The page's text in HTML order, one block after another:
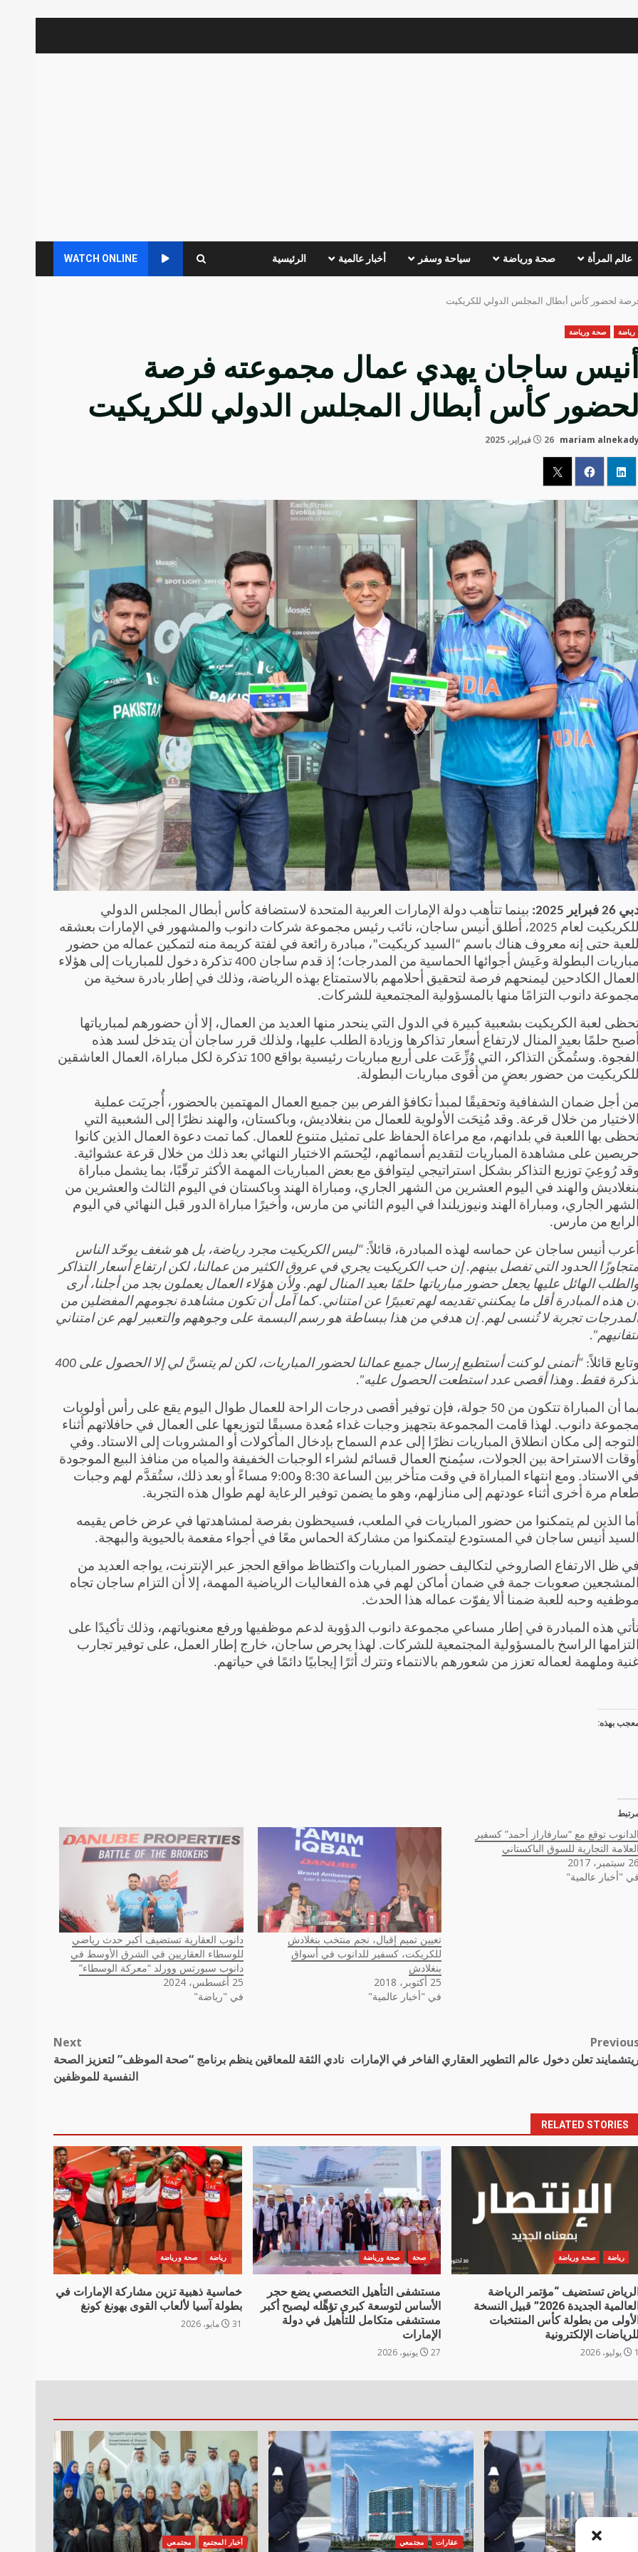
عالم المرأة صحة ورياضة سياحة وسفر أخبار عالمية الرئيسية WATCH ONLINE
لحضور كأس أبطال المجلس الدولي للكريكيت
رياضة صحة ورياضة
أنيس ساجان يهدي عمال مجموعته فرصة
لحضور كأس أبطال المجلس الدولي للكريكيت
mariam 26 فبراير، 2025
26 فبراير 2025:
بينما تتأهب دولة الإمارات العربية المتحدة لاستضافة كأس أبطال المجلس الدولي
للكريكيت لعام 2025، أطلق أنيس ساجان، نائب رئيس مجموعة شركات دانوب والمشهور في الإمارات بعشقه
للعبة حتى إنه معروف هناك باسم “السيد كريكيت”، مبادرة رائعة في لفتة كريمة منه لتمكين عماله من حضور
مباريات البطولة وعَيش أجوائها الحماسية من المدرجات؛ إذ قدم ساجان 400 تذكرة دخول للمباريات إلى هؤلاء
العمال الكادحين ليمنحهم فرصة لتحقيق أحلامهم بالاستمتاع بهذه الرياضة، وذلك في إطار بادرة سخية من
مجموعة دانوب التزامًا منها بالمسؤولية المجتمعية للشركات.
لعبة الكريكيت بشعبية كبيرة في الدول التي ينحدر منها العديد من العمال، إلا أن حضورهم لمبارياتها
أصبح حلمًا بعيد المنال لارتفاع أسعار تذاكرها وزيادة الطلب عليها، ولذلك قرر ساجان أن يتدخل لسد هذه
الفجوة. وستُمكِّن التذاكر، التي وُزِّعَت على أربع مباريات رئيسية بواقع 100 تذكرة لكل مباراة، العمال العاشقين
للكريكيت من حضور بعضٍ من أقوى مباريات البطولة.
من أجل ضمان الشفافية وتحقيقًا لمبدأ تكافؤ الفرص بين جميع العمال المهتمين بالحضور، أُجريَت عملية
الاختيار من خلال قرعة. وقد مُنِحَت الأولوية للعمال من بنغلاديش، وباكستان، والهند نظرًا إلى الشعبية التي
بها اللعبة في بلدانهم، مع مراعاة الحفاظ على تمثيل متنوع للعمال. كما تمت دعوة العمال الذين كانوا
حريصين على مشاهدة المباريات لتقديم أسمائهم، ليُحسَم الاختيار النهائي بعد ذلك من خلال قرعة عشوائية.
وقد رُوعِيَ توزيع التذاكر بشكل استراتيجي ليتوافق مع بعض المباريات المهمة الأكثر ترقّبًا، بما يشمل مباراة
بنغلاديش والهند في اليوم العشرين من الشهر الجاري، ومباراة الهند وباكستان في اليوم الثالث والعشرين من
الشهر الجاري، ومباراة الهند ونيوزيلندا في اليوم الثاني من مارس، وأخيرًا مباراة الدور قبل النهائي في اليوم
الرابع من مارس.
أعرب أنيس ساجان عن حماسه لهذه المبادرة، قائلاً: “ليس الكريكيت مجرد رياضة، بل هو شغف يوحّد الناس
الحدود التي تفصل بينهم. إن حب الكريكيت يجري في عروق الكثير من عمالنا، لكن ارتفاع أسعار التذاكر
الهائل عليها يجعل حضور مبارياتها حلمًا بعيد المنال لهم. ولأن هؤلاء العمال يعملون بجد من أجلنا، أرى
هذه المبادرة أقل ما يمكنني تقديمه لهم تعبيرًا عن امتناني. كما آمل أن تكون مشاهدة نجومهم المفضلين من
تجربة لا تُنسى لهم. إن هدفي من هذا ببساطة هو رسم البسمة على وجوههم والتعبير لهم عن امتناني
وتابع قائلاً:
“أتمنى لو كنت أستطيع إرسال جميع عمالنا لحضور المباريات، لكن لم يتسنَّ لي إلا الحصول على 400
فقط. وهذا أقصى عدد استطعت الحصول عليه”.
بما أن المباراة تتكون من 50 جولة، فإن توفير أقصى درجات الراحة للعمال طوال اليوم يقع على رأس أولويات
مجموعة دانوب. لهذا قامت المجموعة بتجهيز وجبات غداء مُعدة مسبقًا لتوزيعها على العمال في حافلاتهم أثناء
التوجه إلى مكان انطلاق المباريات نظرًا إلى عدم السماح بإدخال المأكولات أو المشروبات إلى الاستاد. وفي
أوقات الاستراحة بين الجولات، سيُمنح العمال قسائم لشراء الوجبات الخفيفة والمياه من منافذ البيع الموجودة
في الاستاد. ومع انتهاء المباراة في وقت متأخر بين الساعة 8:30 و9:00 مساءً أو بعد ذلك، ستُقدَّم لهم وجبات
طعام مرة أخرى أثناء عودتهم إلى منازلهم، وهو ما يضمن توفير الرعاية لهم طوال هذه التجربة.
أما الذين لم يتمكنوا من حضور المباريات في الملعب، فسيحظون بفرصة لمشاهدتها في عرض خاص يقيمه
السيد أنيس ساجان في المستودع ليتمكنوا من مشاركة الحماس معًا في أجواء مفعمة بالحيوية والبهجة.
في ظل الارتفاع الصاروخي لتكاليف حضور المباريات واكتظاظ مواقع الحجز عبر الإنترنت، يواجه العديد من
المشجعين صعوبات جمة في ضمان أماكن لهم في هذه الفعاليات الرياضية المهمة، إلا أن التزام ساجان تجاه
موظفيه وحبه للعبة ضمنا ألا يفوّت عماله هذا الحدث.
هذه المبادرة في إطار مساعي مجموعة دانوب الدؤوبة لدعم موظفيها ورفع معنوياتهم، وذلك تأكيدًا على
التزامها الراسخ بالمسؤولية المجتمعية للشركات. لهذا يحرص ساجان، خارج إطار العمل، على توفير تجارب
وملهمة لعماله تعزز من شعورهم بالانتماء وتترك أثرًا إيجابيًا دائمًا في حياتهم.
بهذه:
الدانوب توقع مع “سارفاراز أحمد” كسفير
العلامة التجارية للسوق الباكستاني
26 سبتمبر، 2017
في "أخبار عالمية"
تعيين تميم إقبال، نجم منتخب بنغلادش
للكريكت، كسفير للدانوب في أسواق
بنغلادش
25 أكتوبر، 2018
في "أخبار عالمية"
دانوب العقارية تستضيف أكبر حدث رياضي
للوسطاء العقاريين في الشرق الأوسط في
دانوب سبورتس وورلد “معركة الوسطاء”
25 أغسطس، 2024
في "رياضة"
navigation
تعلن دخول عالم التطوير العقاري الفاخر في الإمارات
Next
نادي الثقة للمعاقين ينظم برنامج “صحة الموظف” لتعزيز الصحة
النفسية للموظفين
RELATED STORIES
رياضة صحة ورياضة
الرياض تستضيف “مؤتمر الرياضة
العالمية الجديدة 2026” قبيل النسخة
الأولى من بطولة كأس المنتخبات
للرياضات الإلكترونية
1 يوليو، 2026
صحة صحة ورياضة
مستشفى التأهيل التخصصي يضع حجر
الأساس لتوسعة كبرى تؤهِّله ليصبح أكبر
مستشفى متكامل للتأهيل في دولة
الإمارات
27 يونيو، 2026
رياضة صحة ورياضة
خماسية ذهبية تزين مشاركة الإمارات في
بطولة آسيا لألعاب القوى بهونغ كونغ
31 مايو، 2026
عقارات مجتمعي أخبار المجتمع مجتمعي